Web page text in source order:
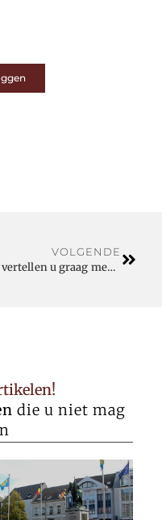
VOLGENDE
Wij vertellen u graag meer over verzekeringen Crelan in Veurne
die u niet mag